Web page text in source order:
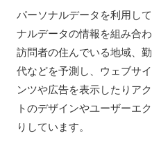
パーソナルデータを利用し
ナルデータの情報を組み合
訪問者の住んでいる地域、
代などを予測し、ウェブサ
ンツや広告を表示したりア
トのデザインやユーザーエ
りしています。